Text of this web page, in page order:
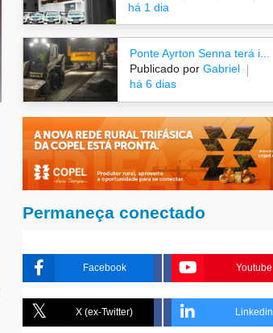
há 1 dia
Ponte Ayrton Senna terá i...
Publicado por Gabriel
há 6 dias
Permaneça conectado
Facebook Youtube
X (ex-Twitter) Linkedin